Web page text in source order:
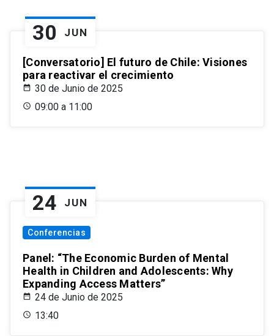
30 JUN
[Conversatorio] El futuro de Chile: Visiones
para reactivar el crecimiento
30 de Junio de 2025
09:00 a 11:00
24 JUN
Conferencias
Panel: “The Economic Burden of Mental
Health in Children and Adolescents: Why
Expanding Access Matters”
24 de Junio de 2025
13:40